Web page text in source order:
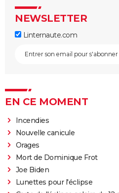
NEWSLETTER
Linternaute.com
EN CE MOMENT
Incendies
Nouvelle canicule
Orages
Mort de Dominique Frot
Joe Biden
Lunettes pour l'éclipse